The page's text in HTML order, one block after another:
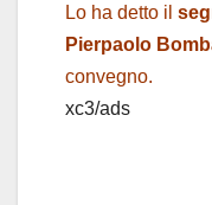
Lo ha detto il
Pierpaolo
convegno.
xc3/ads